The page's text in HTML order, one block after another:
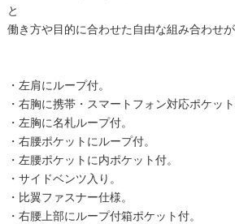
と
働き方や目的に合わせた自由な組み合わせが
・左肩にループ付。
・右胸に携帯・スマートフォン対応ポケット
・左胸に名札ループ付。
・右腰ポケットにループ付。
・左腰ポケットに内ポケット付。
・サイドベンツ入り。
・比翼ファスナー仕様。
・右腰上部にループ付箱ポケット付。